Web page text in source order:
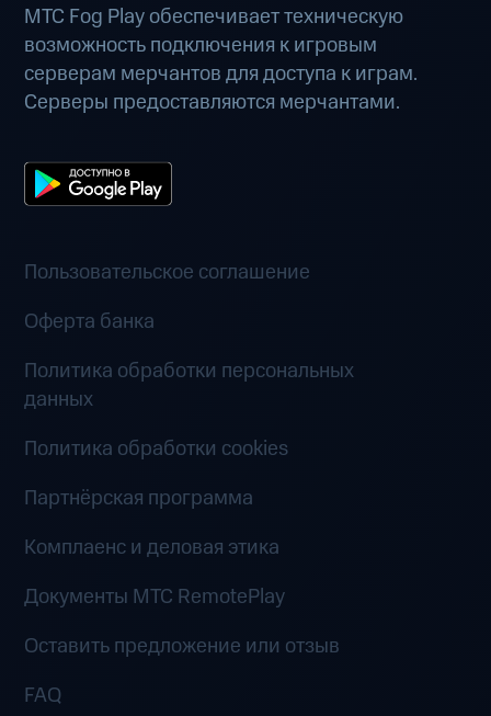
МТС Fog Play обеспечивает техническую
возможность подключения к игровым
серверам мерчантов для доступа к играм.
Серверы предоставляются мерчантами.
Пользовательское соглашение
Оферта банка
Политика обработки персональных
данных
Политика обработки cookies
Партнёрская программа
Комплаенс и деловая этика
Документы MTC RemotePlay
Оставить предложение или отзыв
FAQ